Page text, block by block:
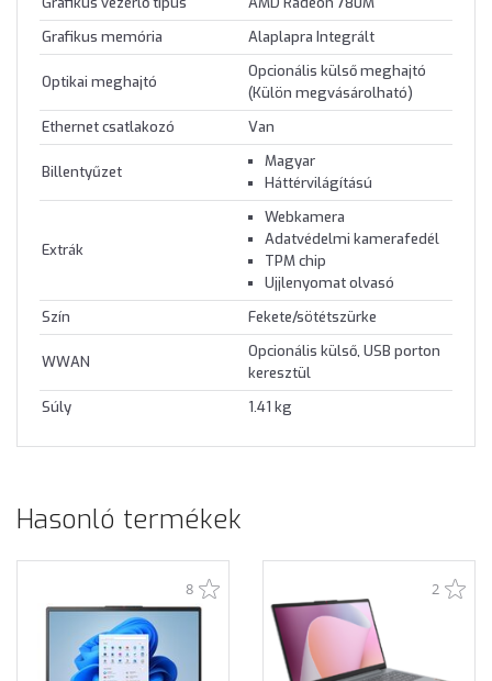
Grafikus memória
Alaplapra Integrált
Optikai meghajtó
Opcionális külső meghajtó
(Külön megvásárolható)
Ethernet csatlakozó
Van
Billentyűzet
Magyar
Háttérvilágítású
Extrák
Webkamera
Adatvédelmi kamerafedél
TPM chip
Ujjlenyomat olvasó
Szín
Fekete/sötétszürke
WWAN
Opcionális külső, USB porton
keresztül
Súly
1.41 kg
Hasonló termékek
8 2